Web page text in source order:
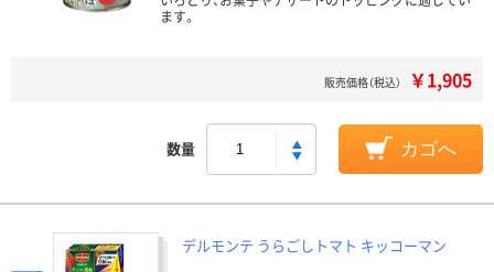
ます。
販売価格（税込） ￥1,905
数量 カゴへ
デルモンテ うらごしトマト キッコーマン